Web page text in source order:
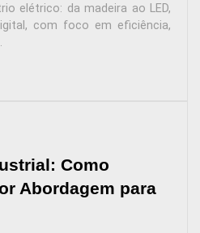
elétrico: da madeira ao LED,
com foco em eficiência,
Como
Abordagem para